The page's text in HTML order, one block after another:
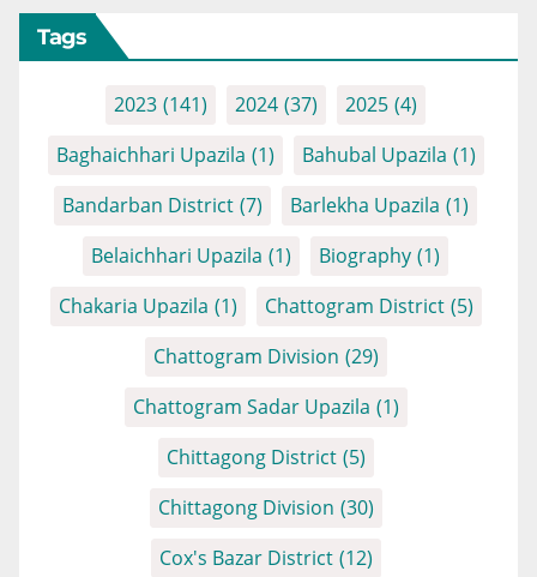
Tags
2023 (141) 2024 (37) 2025 (4)
Baghaichhari Upazila (1) Bahubal Upazila (1)
Bandarban District (7) Barlekha Upazila (1)
Belaichhari Upazila (1) Biography (1)
Chakaria Upazila (1) Chattogram District (5)
Chattogram Division (29)
Chattogram Sadar Upazila (1)
Chittagong District (5)
Chittagong Division (30)
Cox's Bazar District (12)